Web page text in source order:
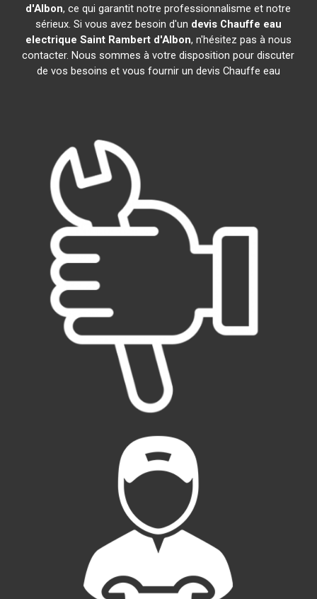
d'Albon, ce qui garantit notre professionnalisme et notre
sérieux. Si vous avez besoin d'un devis Chauffe eau
electrique Saint Rambert d'Albon, n'hésitez pas à nous
contacter. Nous sommes à votre disposition pour discuter
de vos besoins et vous fournir un devis Chauffe eau